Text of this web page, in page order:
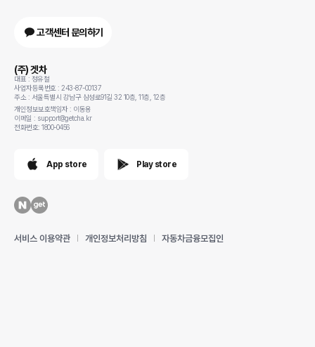
고객센터 문의하기
(주) 겟차
대표 : 정유철
사업자등록번호 : 243-87-00137
주소 : 서울특별시 강남구 삼성로91길 32 10층, 11층, 12층
개인정보보호책임자 : 이동용
이메일 : support@getcha.kr
전화번호: 1800-0456
App store Play store
서비스 이용약관 개인정보처리방침 자동차금융모집인